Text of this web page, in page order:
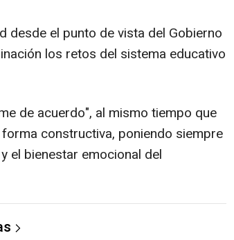
desde el punto de vista del Gobierno
los retos del sistema educativo
de acuerdo", al mismo tiempo que
constructiva, poniendo siempre
el bienestar emocional del